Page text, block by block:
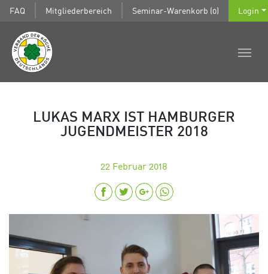
FAQ Mitgliederbereich Seminar-Warenkorb (0) Login
LUKAS MARX IST HAMBURGER
JUGENDMEISTER 2018
22 Februar 2018